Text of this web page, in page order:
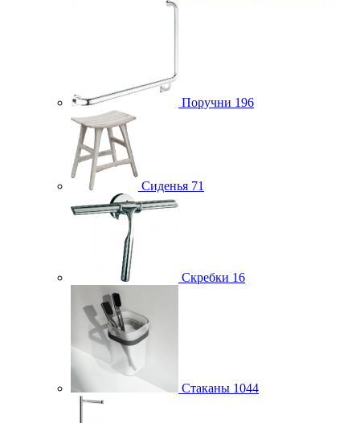
Поручни 196
Сиденья 71
Скребки 16
Стаканы 1044